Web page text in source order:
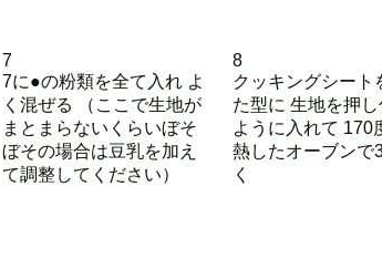
7
7に●の粉類を全て入れ よ
く混ぜる （ここで生地が
まとまらないくらいぼそ
ぼその場合は豆乳を加え
て調整してください）
8
クッキングシート
た型に 生地を押し
ように入れて 170
熱したオーブンで
く